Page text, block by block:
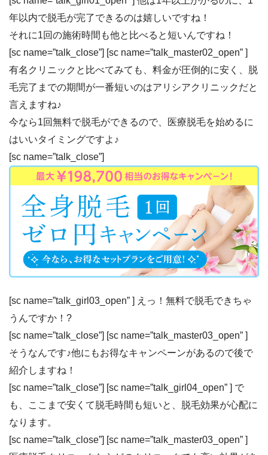
年以内で脱毛が完了できるのは嬉しいですね！
それに1回の施術時間も他と比べると短いんですね！
[sc name=”talk_close”] [sc name=”talk_master02_open” ]
有名クリニックと比べてみても、 料金が圧倒的に安く、脱
毛完了までの期間が一番短いのはアリシアクリニック だと
言えますね♪
今なら1回無料で脱毛ができるので、医療脱毛を始めるに
はいいタイミングですよ♪
[sc name=”talk_close”]
[sc name=”talk_girl03_open” ] えっ！無料で脱毛できちゃ
うんですか！?
[sc name=”talk_close”] [sc name=”talk_master03_open” ]
そうなんです♪他にもお得なキャンペーンがあるので後で
紹介しますね！
[sc name=”talk_close”] [sc name=”talk_girl04_open” ] で
も、ここまで安くて脱毛時間も短いと、脱毛効果が心配に
なります。
[sc name=”talk_close”] [sc name=”talk_master03_open” ]